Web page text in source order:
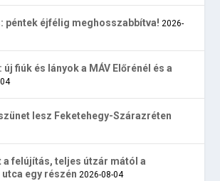
péntek éjfélig meghosszabbítva! 2026-
új fiúk és lányok a MÁV Előrénél és a
lesz Feketehegy-Szárazréten
a felújítás, teljes útzár mától a
egy részén 2026-08-04